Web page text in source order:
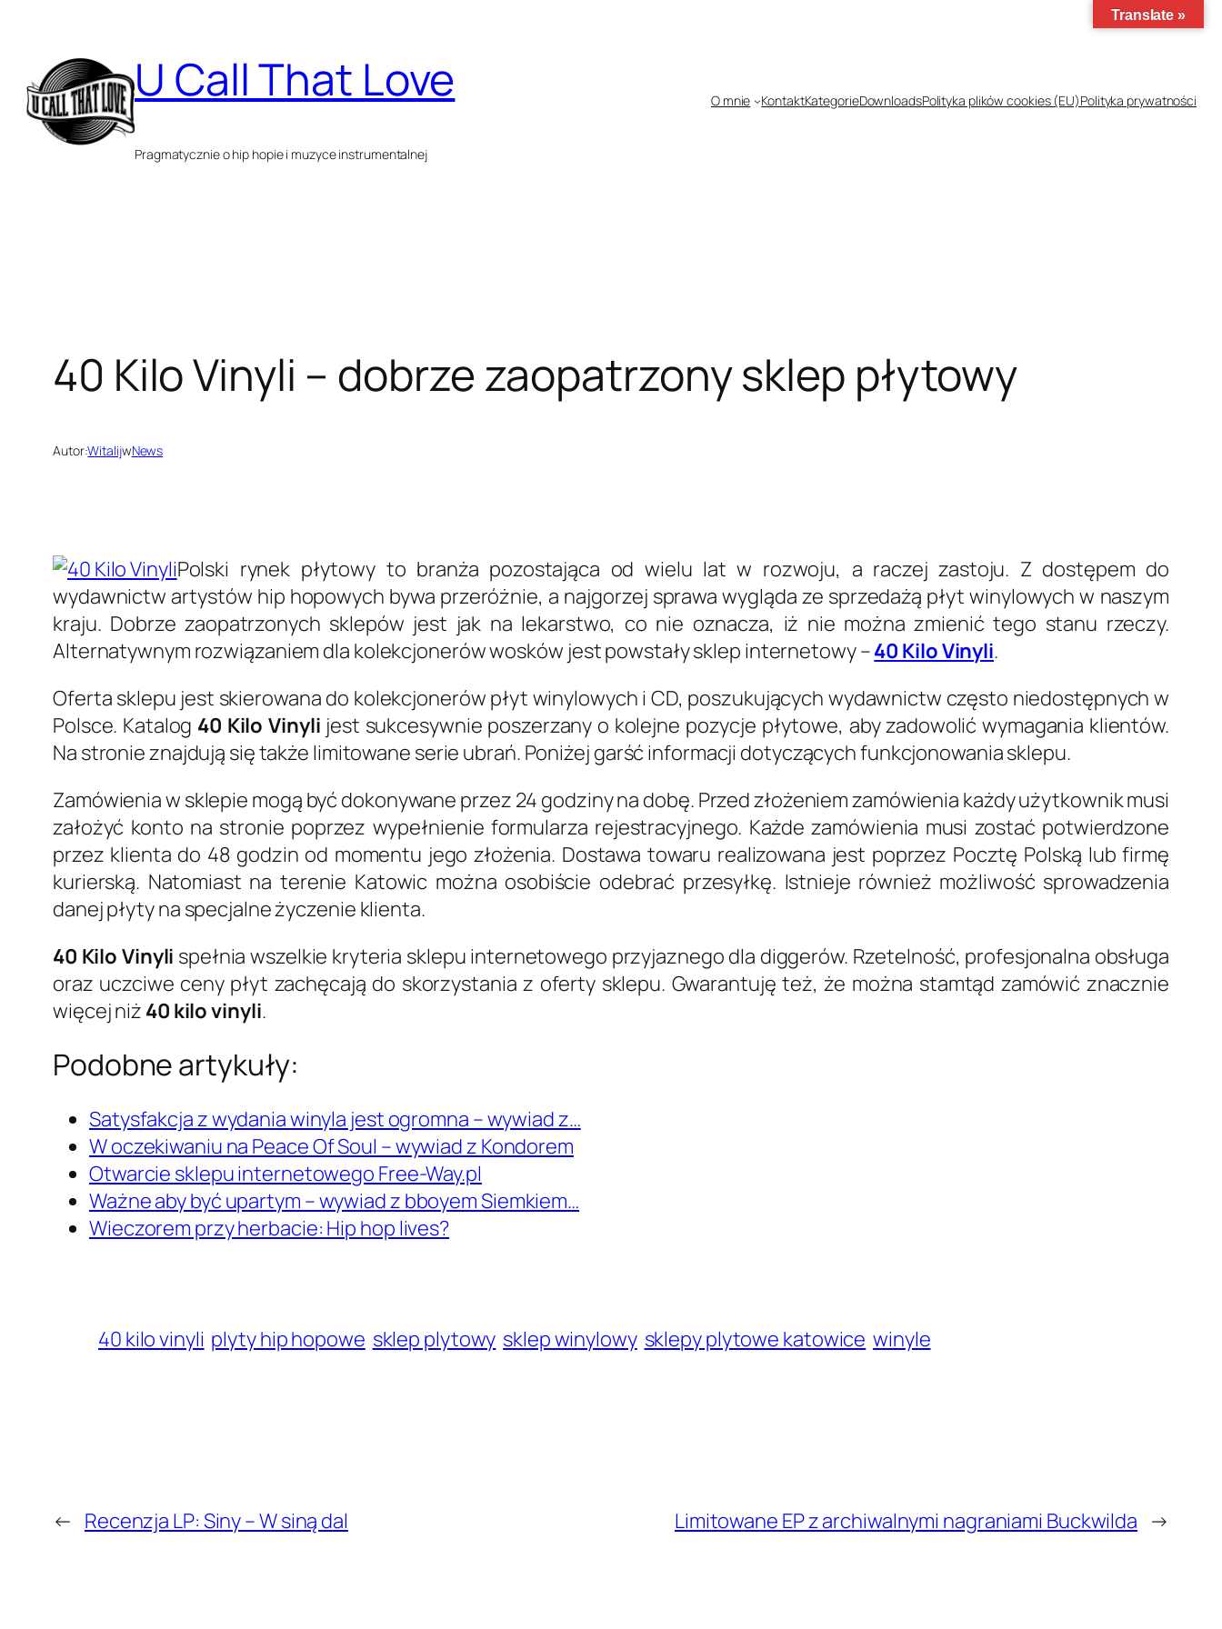
treści
U Call That Love
Pragmatycznie o hip hopie i muzyce instrumentalnej
O mnie KontaktKategorieDownloadsPolityka plików cookies (EU)Polityka prywatności
40 Kilo Vinyli – dobrze zaopatrzony sklep płytowy
Autor:WitalijwNews
Polski rynek płytowy to branża pozostająca od wielu lat w rozwoju, a raczej zastoju. Z dostępem do
wydawnictw artystów hip hopowych bywa przeróżnie, a najgorzej sprawa wygląda ze sprzedażą płyt winylowych w naszym
kraju. Dobrze zaopatrzonych sklepów jest jak na lekarstwo, co nie oznacza, iż nie można zmienić tego stanu rzeczy.
Alternatywnym rozwiązaniem dla kolekcjonerów wosków jest powstały sklep internetowy –40 Kilo Vinyli.
Oferta sklepu jest skierowana do kolekcjonerów płyt winylowych i CD, poszukujących wydawnictw często niedostępnych w
Polsce. Katalog 40 Kilo Vinyli jest sukcesywnie poszerzany o kolejne pozycje płytowe, aby zadowolić wymagania klientów.
Na stronie znajdują się także limitowane serie ubrań. Poniżej garść informacji dotyczących funkcjonowania sklepu.
Zamówienia w sklepie mogą być dokonywane przez 24 godziny na dobę. Przed złożeniem zamówienia każdy użytkownik musi
założyć konto na stronie poprzez wypełnienie formularza rejestracyjnego. Każde zamówienia musi zostać potwierdzone
przez klienta do 48 godzin od momentu jego złożenia. Dostawa towaru realizowana jest poprzez Pocztę Polską lub firmę
kurierską. Natomiast na terenie Katowic można osobiście odebrać przesyłkę. Istnieje również możliwość sprowadzenia
danej płyty na specjalne życzenie klienta.
40 Kilo Vinyli spełnia wszelkie kryteria sklepu internetowego przyjaznego dla diggerów. Rzetelność, profesjonalna obsługa
oraz uczciwe ceny płyt zachęcają do skorzystania z oferty sklepu. Gwarantuję też, że można stamtąd zamówić znacznie
więcej niż 40 kilo vinyli.
Podobne artykuły:
Satysfakcja z wydania winyla jest ogromna – wywiad z…
W oczekiwaniu na Peace Of Soul – wywiad z Kondorem
Otwarcie sklepu internetowego Free-Way.pl
Ważne aby być upartym – wywiad z bboyem Siemkiem…
Wieczorem przy herbacie: Hip hop lives?
40 kilo vinyli plyty hip hopowe sklep plytowy sklep winylowy sklepy plytowe katowice winyle
← Recenzja LP: Siny – W siną dal Limitowane EP z archiwalnymi nagraniami Buckwilda →
Translate »